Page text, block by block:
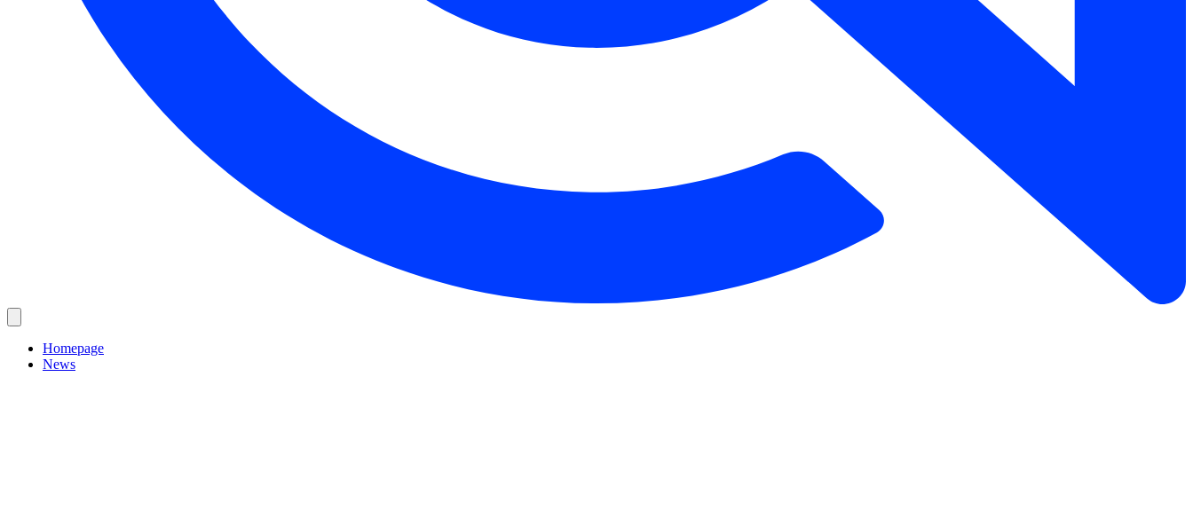
Homepage
News